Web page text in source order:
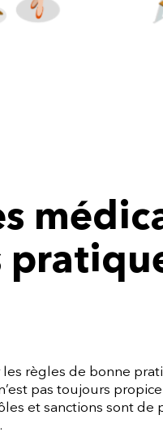
règles de bonne
pas toujours
et sanctions sont de